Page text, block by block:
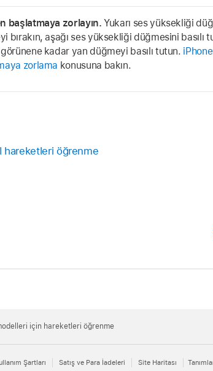
başlatmaya zorlayın. Yukarı ses yüksekliği
bırakın, aşağı ses yüksekliği düğmesini basılı
kadar yan düğmeyi basılı tutun.
zorlama konusuna bakın.
hareketleri öğrenme
için hareketleri öğrenme
Şartları Satış ve Para İadeleri Site Haritası